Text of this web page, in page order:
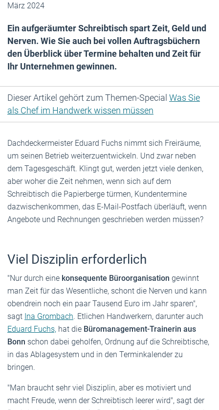
März 2024
Ein aufgeräumter Schreibtisch spart Zeit, Geld und
Nerven. Wie Sie auch bei vollen Auftragsbüchern
den Überblick über Termine behalten und Zeit für
Ihr Unternehmen gewinnen.
Dieser Artikel gehört zum Themen-Special Was Sie
als Chef im Handwerk wissen müssen
Dachdeckermeister Eduard Fuchs nimmt sich Freiräume,
um seinen Betrieb weiterzuentwickeln. Und zwar neben
dem Tagesgeschäft. Klingt gut, werden jetzt viele denken,
aber woher die Zeit nehmen, wenn sich auf dem
Schreibtisch die Papierberge türmen, Kundentermine
dazwischenkommen, das E-Mail-Postfach überläuft, wenn
Angebote und Rechnungen geschrieben werden müssen?
Viel Disziplin erforderlich
"Nur durch eine konsequente Büroorganisation gewinnt
man Zeit für das Wesentliche, schont die Nerven und kann
obendrein noch ein paar Tausend Euro im Jahr sparen",
sagt Ina Grombach. Etlichen Handwerkern, darunter auch
Eduard Fuchs, hat die Büromanagement-Trainerin aus
Bonn schon dabei geholfen, Ordnung auf die Schreibtische,
in das Ablagesystem und in den Terminkalender zu
bringen.
"Man braucht sehr viel Disziplin, aber es motiviert und
macht Freude, wenn der Schreibtisch leerer wird", sagt der